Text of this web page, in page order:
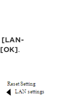
[LAN-
[OK].